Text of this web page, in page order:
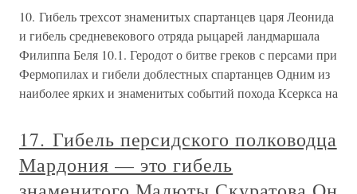
10. Гибель трехсот знаменитых спартанцев царя Леонида
и гибель средневекового отряда рыцарей ландмаршала
Филиппа Беля 10.1. Геродот о битве греков с персами при
Фермопилах и гибели доблестных спартанцев Одним из
наиболее ярких и знаменитых событий похода Ксеркса на
17. Гибель персидского полководца
Мардония — это гибель